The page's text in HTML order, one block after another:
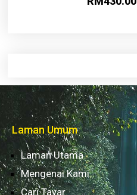
Laman Umum
Laman Utama
Mengenai Kami
Cari Tayar